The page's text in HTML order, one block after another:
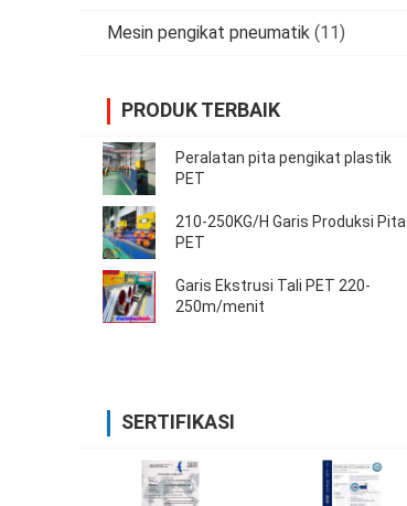
Mesin pengikat pneumatik (11)
PRODUK TERBAIK
Peralatan pita pengikat plastik
PET
210-250KG/H Garis Produksi Pita
PET
Garis Ekstrusi Tali PET 220-
250m/menit
SERTIFIKASI